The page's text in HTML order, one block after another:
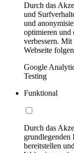
Durch das
und
und
optimieren und
verbessern.
Webseite
Google
Testing
Funktional
Durch das
grundlegenden
bereitstellen